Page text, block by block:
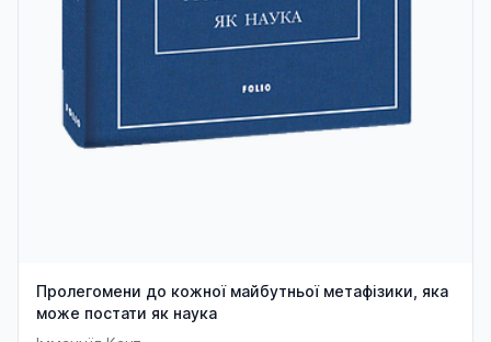
Пролегомени до кожної майбутньої метафізики, яка
може постати як наука